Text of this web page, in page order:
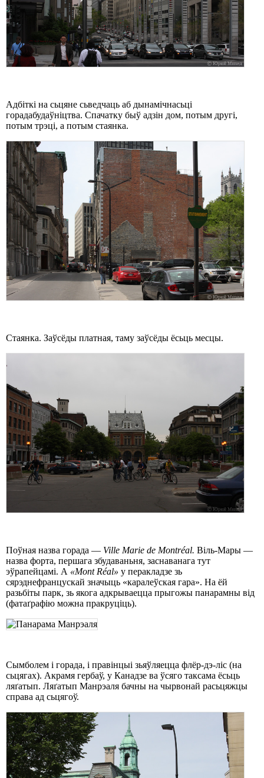
Адбіткі на сьцяне сьведчаць аб дынамічнасьці
горадабудаўніцтва. Спачатку быў адзін дом, потым другі,
потым трэці, а потым стаянка.
Стаянка. Заўсёды платная, таму заўсёды ёсьць месцы.
Поўная назва горада — Ville Marie de Montréal. Віль-Мары —
назва форта, першага збудаваньня, заснаванага тут
эўрапейцамі. А «Mont Réal» у перакладзе зь
сярэднефранцускай значыць «каралеўская гара». На ёй
разьбіты парк, зь якога адкрываецца прыгожы панарамны від
(фатаґрафію можна пракруціць).
Сымболем і горада, і правінцыі зьяўляецца флёр-дэ-ліс (на
сьцягах). Акрамя гербаў, у Канадзе ва ўсяго таксама ёсьць
ляґатып. Ляґатып Манрэаля бачны на чырвонай расьцяжцы
справа ад сьцягоў.